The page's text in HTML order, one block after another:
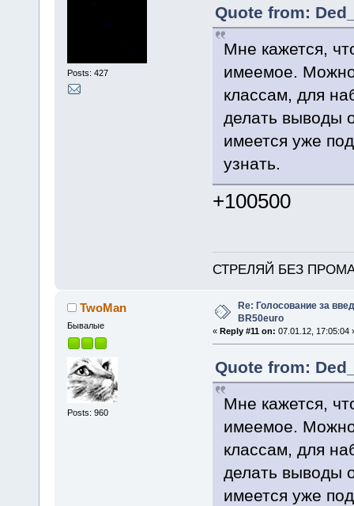
Posts: 427
Quote from:
Мне кажется,
имеемое. Можно
классам, для
делать выводы
имеется уже
узнать.
+100500
СТРЕЛЯЙ БЕЗ
TwoMan
Бывалые
Posts: 960
Re: Голосование за
BR50euro
« Reply #11 on: 07.01.12, 17:05:04
Quote from:
Мне кажется,
имеемое. Можно
классам, для
делать выводы
имеется уже